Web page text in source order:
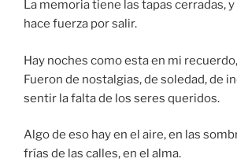
La memoria tiene las tapas cerradas,
hace fuerza por salir.
Hay noches como esta en mi
Fueron de nostalgias, de soledad, de
sentir la falta de los seres queridos.
Algo de eso hay en el aire, en las
frías de las calles, en el alma.